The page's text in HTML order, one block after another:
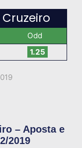
Odd
1.25
– Aposta e
2019